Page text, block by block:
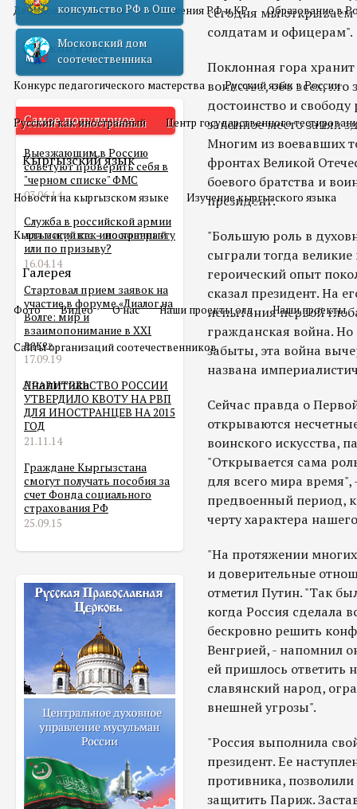
Двойное гражданство Отношения РФ и КР Образование в
Русский язык
Конкурс педагогического мастерства Русский язык в России
Русский как иностранный Центр государственного
Кыргызский язык
Новости на кыргызском языке Изучение кыргызского языка
Кыргызский как иностранный
Галерея
Фото Видео О нас Наши проекты олд Наши проекты
Сайты организаций соотечественников
Аналитика
консульство РФ в Оше
Московский дом
соотечественника
Самое популярное
Выезжающим в Россию
советуют проверить себя в
"черном списке" ФМС
03.06.14
Служба в российской армии
для мигранта – по контракту
или по призыву?
16.04.14
Стартовал прием заявок на
участие в форуме «Диалог на
Волге: мир и
взаимопонимание в XXI
веке»
17.09.19
ПРАВИТЕЛЬСТВО РОССИИ
УТВЕРДИЛО КВОТУ НА РВП
ДЛЯ ИНОСТРАНЦЕВ НА 2015
ГОД
21.11.14
Граждане Кыргызстана
смогут получать пособия за
счет Фонда социального
страхования РФ
25.09.15
сегодня мы открываем
солдатам и офицерам".
Поклонная гора
воинства, обо всех,
достоинство и свободу
законное место занял
Многим из воевавших
фронтах Великой
боевого братства и
президент.
"Большую роль в
сыграли тогда
героический опыт
сказал президент. На
испытания первой
гражданская война.
забыты, эта война
названа
Сейчас правда о
открываются
воинского искусства,
"Открывается сама
для всего мира время",
предвоенный период,
черту характера
"На протяжении
и доверительные
отметил Путин. "Так
когда Россия сделала
бескровно решить
Венгрией, - напомнил
ей пришлось ответить
славянский народ,
внешней угрозы".
"Россия выполнила
президент. Ее
противника,
защитить Париж.